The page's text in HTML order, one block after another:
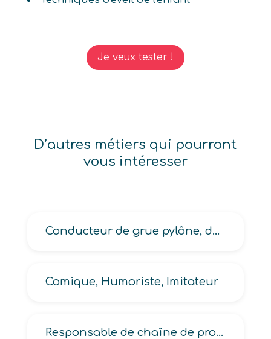
Je veux tester !
D’autres métiers qui pourront
vous intéresser
Conducteur de grue pylône, de grue sapine, de grue sur rails
Comique, Humoriste, Imitateur
Responsable de chaîne de production, de fabrication, de ligne de fabrication, de ligne de production industrielle